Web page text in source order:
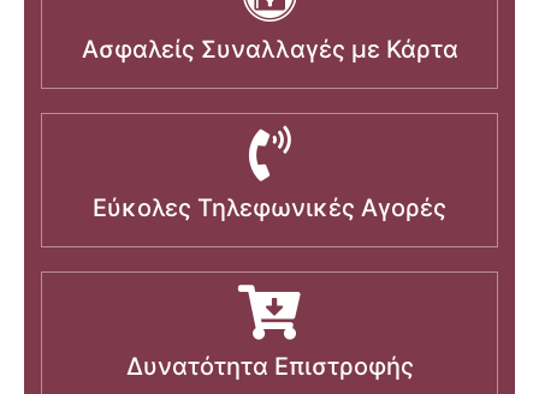
Ασφαλείς Συναλλαγές με Κάρτα
Εύκολες Τηλεφωνικές Αγορές
Δυνατότητα Επιστροφής